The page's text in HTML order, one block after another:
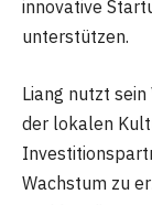
innovative
unterstützen.
Liang nutzt
der lokalen
Wachstum zu